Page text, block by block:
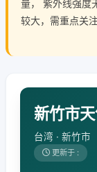
量， 紫外线强度
较大，需重点关
新竹市
台湾 · 新竹市
更新于 :